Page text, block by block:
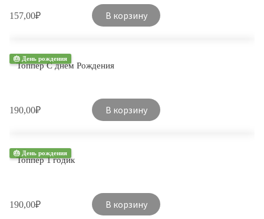
157,00₽ В корзину
🎂 День рождения
Топпер С днем Рождения
190,00₽ В корзину
🎂 День рождения
Топпер 1 годик
190,00₽ В корзину